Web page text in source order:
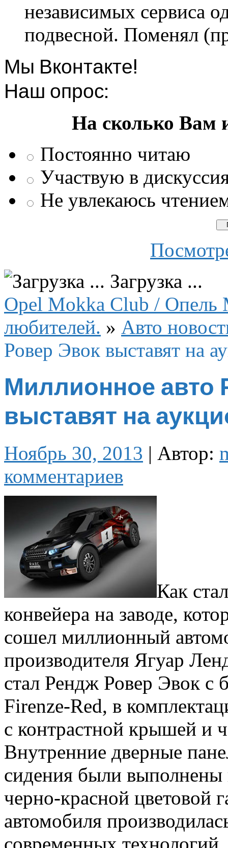
независимых сервиса
подвесной. Поменял
Мы Вконтакте!
Наш опрос:
На сколько Вам
Постоянно читаю
Участвую в
Не увлекаюсь
Загрузка ...
Opel Mokka Club / Опель
любителей. » Авто
Ровер Эвок выставят на
Миллионное авто
выставят на
Ноябрь 30, 2013 | Автор:
комментариев
Как
конвейера на заводе,
сошел миллионный
производителя Ягуар
стал Рендж Ровер Эвок с
Firenze-Red, в
с контрастной крышей и
Внутренние дверные
сидения были выполнены
черно-красной цветовой
автомобиля
современных